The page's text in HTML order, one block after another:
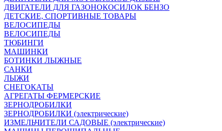
ДВИГАТЕЛИ ДЛЯ ГАЗОНОКОСИЛОК БЕНЗО
ДЕТСКИЕ, СПОРТИВНЫЕ ТОВАРЫ
ВЕЛОСИПЕДЫ
ВЕЛОСИПЕДЫ
ТЮБИНГИ
МАШИНКИ
БОТИНКИ ЛЫЖНЫЕ
САНКИ
ЛЫЖИ
СНЕГОКАТЫ
АГРЕГАТЫ ФЕРМЕРСКИЕ
ЗЕРНОДРОБИЛКИ
ЗЕРНОДРОБИЛКИ (электрические)
ИЗМЕЛЬЧИТЕЛИ САДОВЫЕ (электрические)